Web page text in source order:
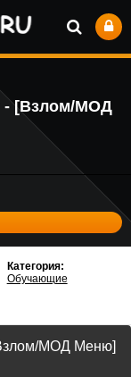
- [Взлом/МОД
Категория:
Обучающие
МОД Меню]